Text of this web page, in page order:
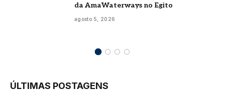
da AmaWaterways no Egito
agosto 5, 2026
ÚLTIMAS POSTAGENS